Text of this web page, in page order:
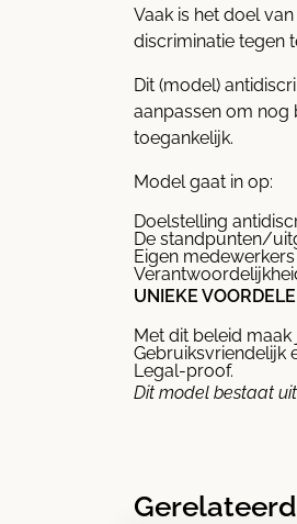
Vaak is het doel
discriminatie tegen
Dit (model)
aanpassen om nog
toegankelijk.
Model gaat in op:
Doelstelling
De standpunten/
Eigen
UNIEKE
Met dit beleid
Gebruiksvriendelijk
Legal-proof.
Dit model bestaat